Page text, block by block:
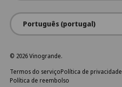
Idioma
Português (portugal)
© 2026Vinogrande.
Termos do serviçoPolítica de privacidade
Política de reembolso